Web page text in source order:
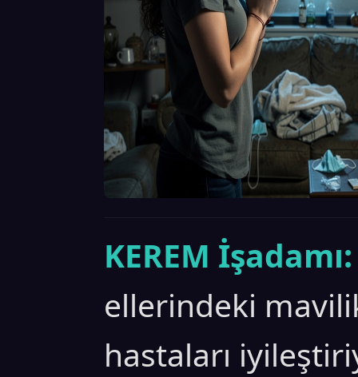
KEREM İşadamı:
ellerindeki
hastaları